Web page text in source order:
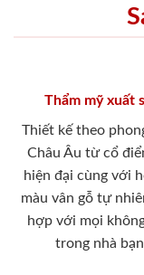
Thẩm mỹ xuất
Thiết kế theo
Châu Âu từ cổ
hiện đại cùng với
màu vân gỗ tự
hợp với mọi
trong nhà